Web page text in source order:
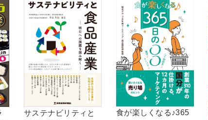
サステナビリティと
食が楽しくなる♪365